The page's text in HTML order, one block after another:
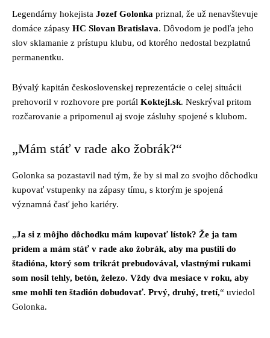
Legendárny hokejista Jozef Golonka priznal, že už nenavštevuje
domáce zápasy HC Slovan Bratislava. Dôvodom je podľa jeho
slov sklamanie z prístupu klubu, od ktorého nedostal bezplatnú
permanentku.
Bývalý kapitán československej reprezentácie o celej situácii
prehovoril v rozhovore pre portál Koktejl.sk. Neskrýval pritom
rozčarovanie a pripomenul aj svoje zásluhy spojené s klubom.
„Mám stáť v rade ako žobrák?“
Golonka sa pozastavil nad tým, že by si mal zo svojho dôchodku
kupovať vstupenky na zápasy tímu, s ktorým je spojená
významná časť jeho kariéry.
„Ja si z môjho dôchodku mám kupovať lístok? Že ja tam
prídem a mám stáť v rade ako žobrák, aby ma pustili do
štadióna, ktorý som trikrát prebudovával, vlastnými rukami
som nosil tehly, betón, železo. Vždy dva mesiace v roku, aby
sme mohli ten štadión dobudovať. Prvý, druhý, tretí,“ uviedol
Golonka.